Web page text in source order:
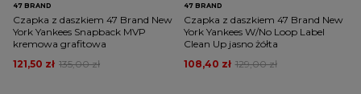
47 BRAND
Czapka z daszkiem 47 Brand New
York Yankees Snapback MVP
kremowa grafitowa
135,00 zł
121,50 zł
47 BRAND
Czapka z daszkiem 47 Brand New
York Yankees W/No Loop Label
Clean Up jasno żółta
129,00 zł
108,40 zł